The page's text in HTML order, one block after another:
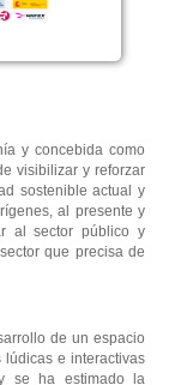
y concebida como
visibilizar y reforzar
sostenible actual y
al presente y
al sector público y
que precisa de
de un espacio
e interactivas
se ha estimado la